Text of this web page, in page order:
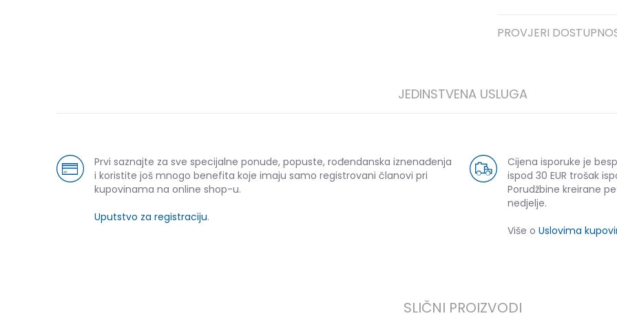
PROVJERI
JEDINSTVENA USLUGA
Prvi saznajte za sve specijalne ponude, popuste, rođendanska iznenađenja
i koristite još mnogo benefita koje imaju samo registrovani članovi pri
kupovinama na online shop-u.
Uputstvo za registraciju.
Cijena isporuke je
ispod 30 EUR trošak
Porudžbine kreirane
nedjelje.
Više o Uslovima
SLIČNI PROIZVODI